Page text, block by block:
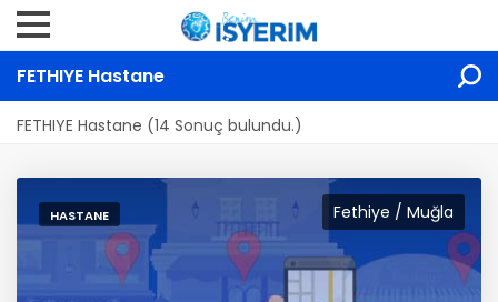
FETHIYE Hastane
FETHIYE Hastane (14 Sonuç bulundu.)
Fethiye / Muğla
HASTANE